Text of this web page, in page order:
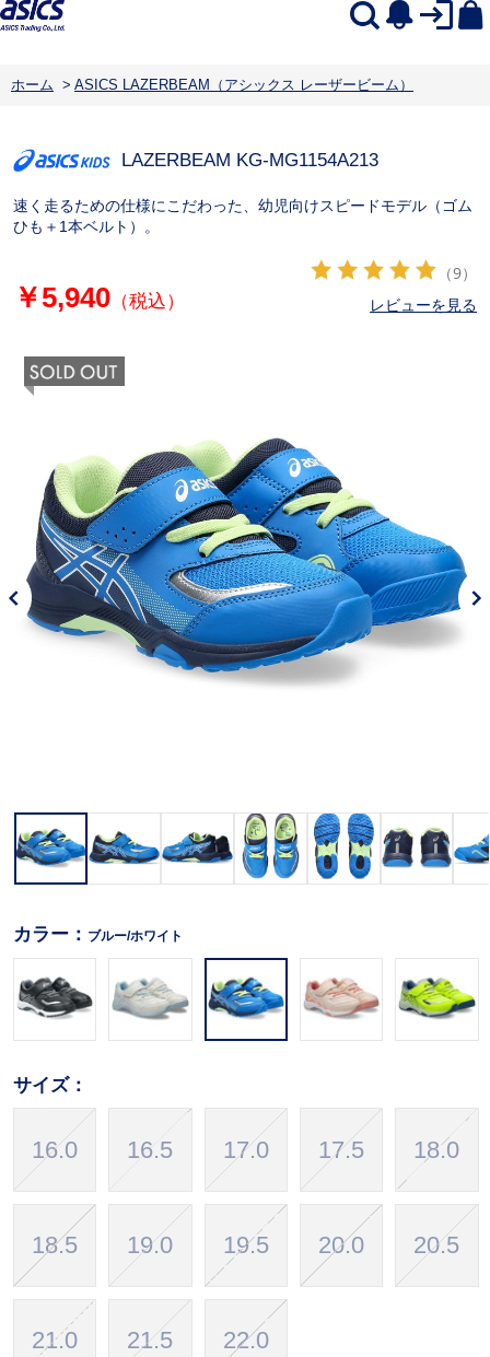
ホーム > ASICS LAZERBEAM（アシックス レーザービーム）
LAZERBEAM KG-MG1154A213
速く走るための仕様にこだわった、幼児向けスピードモデル（ゴム
ひも＋1本ベルト）。
￥5,940（税込）
（9）
レビューを見る
カラー： ブルー/ホワイト
サイズ：
16.0 16.5 17.0 17.5 18.0
18.5 19.0 19.5 20.0 20.5
21.0 21.5 22.0